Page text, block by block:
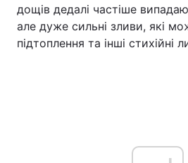
дощів дедалі частіше
але дуже сильні зливи, які
підтоплення та інші стихійні